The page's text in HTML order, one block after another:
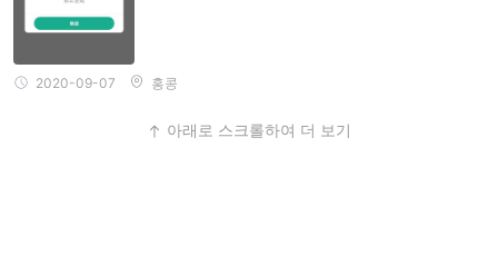
businesscarecn@dbs.com을 통해 또는 온라인 문의 양식을 작성하
Q4: DBS의 지속 가능성 및 기후 변화 접근 방식은 무엇인가요?
감소 목표를 설정했습니다. 그들은 청정 에너지에 투자하고 저탄소
2020-09-07 홍콩
아래로 스크롤하여 더 보기